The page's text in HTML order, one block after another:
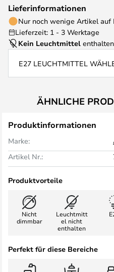
Lieferinformationen
Nur noch wenige Artikel auf
Lieferzeit: 1 - 3 Werktage
Kein Leuchtmittel enthalten
E27 LEUCHTMITTEL
ÄHNLICHE
Produktinformationen
Marke:
Artikel Nr.:
Produktvorteile
Nicht
dimmbar
Leuchtmitt
el nicht
enthalten
Perfekt für diese Bereiche